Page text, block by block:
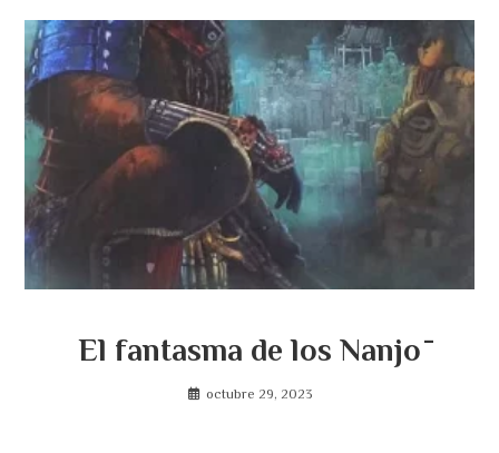
El fantasma de los Nanjō
octubre 29, 2023